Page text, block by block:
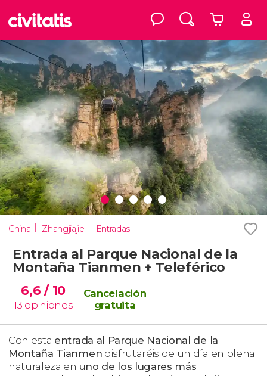
China Zhangjiajie Entradas
Entrada al Parque Nacional de la
Montaña Tianmen + Teleférico
6,6/ 10
13 opiniones
Cancelación
gratuita
Con esta entrada al Parque Nacional de la
Montaña Tianmen disfrutaréis de un día en plena
naturaleza en uno de los lugares más